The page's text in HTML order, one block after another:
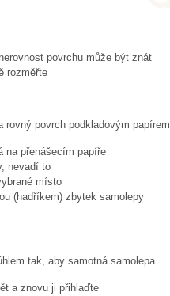
povrchu může být znát
rozměřte
povrch podkladovým papírem
na přenášecím papíře
nevadí to
místo
(hadříkem) zbytek samolepy
tak, aby samotná samolepa
a znovu ji přihlaďte